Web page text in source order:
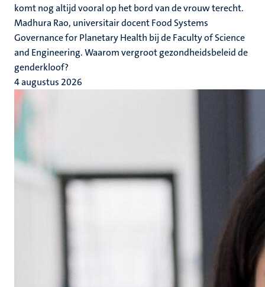
komt nog altijd vooral op het bord van de vrouw terecht.
Madhura Rao, universitair docent Food Systems
Governance for Planetary Health bij de Faculty of Science
and Engineering. Waarom vergroot gezondheidsbeleid de
genderkloof?
4 augustus 2026